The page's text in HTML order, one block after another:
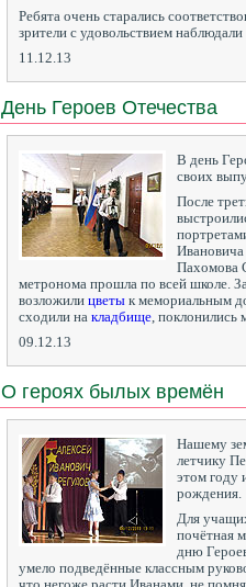
Ребята очень старались
зрители с удовольствием
11.12.13
День Героев Отечества
В день
своих
После
Пахомова
метронома прошла по всей школе.
возложили цветы к мемориальным
сходили на кладбище ,
09.12.13
О героях былых времён
Нашему
летчику
этом году
рождения.
Для
почётная
дню
умело подведённые классным